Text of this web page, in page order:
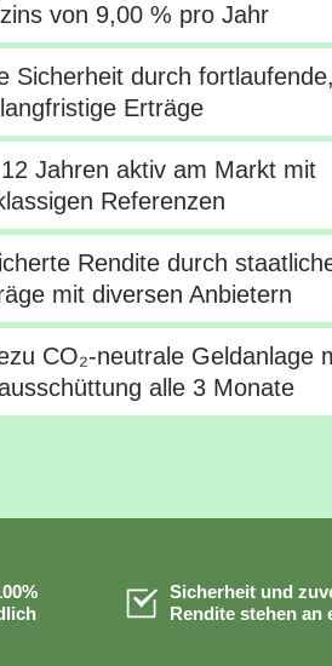
von 9,00 % pro Jahr
Sicherheit durch
Erträge
Jahren aktiv am Markt mit
Referenzen
Rendite durch
mit diversen Anbietern
CO₂-neutrale Geldanlage
alle 3 Monate
Sicherheit und
Rendite stehen an